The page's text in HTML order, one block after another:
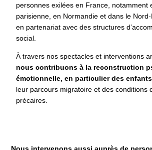
personnes exilées en France, notamment
parisienne, en Normandie et dans le Nord-
en partenariat avec des structures
social.
À travers nos spectacles et interventions
nous contribuons à la reconstruction
émotionnelle, en particulier des enfants
leur parcours migratoire et des conditions
précaires.